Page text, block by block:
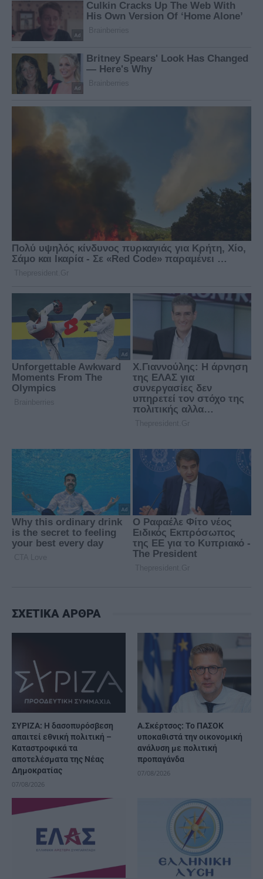
ΣΧΕΤΙΚΑ ΑΡΘΡΑ
ΣΥΡΙΖΑ: Η δασοπυρόσβεση
απαιτεί εθνική πολιτική –
Καταστροφικά τα
αποτελέσματα της Νέας
Δημοκρατίας
07/08/2026
Α.Σκέρτσος: Το ΠΑΣΟΚ
υποκαθιστά την οικονομική
ανάλυση με πολιτική
προπαγάνδα
07/08/2026